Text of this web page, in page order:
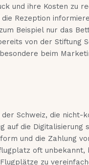
und ihre Kosten zu
Rezeption
Beispiel nur das
von der Stiftung
beim
Schweiz, die nicht-
auf die Digitalisierung
und die Zahlung
oft unbekannt,
zu